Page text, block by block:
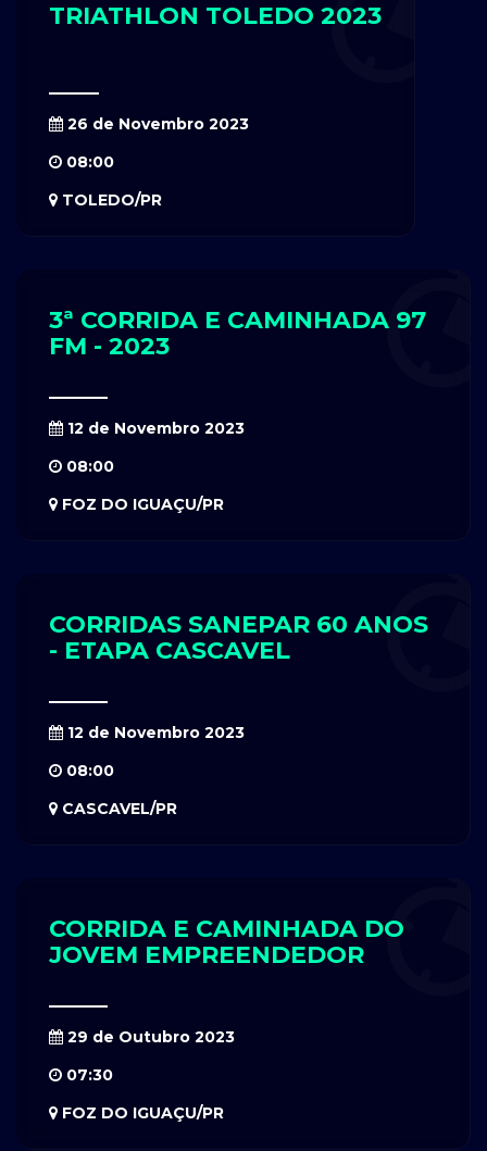
TRIATHLON TOLEDO 2023
26 de Novembro 2023
08:00
TOLEDO/PR
3ª CORRIDA E CAMINHADA 97
FM - 2023
12 de Novembro 2023
08:00
FOZ DO IGUAÇU/PR
CORRIDAS SANEPAR 60 ANOS
- ETAPA CASCAVEL
12 de Novembro 2023
08:00
CASCAVEL/PR
CORRIDA E CAMINHADA DO
JOVEM EMPREENDEDOR
29 de Outubro 2023
07:30
FOZ DO IGUAÇU/PR